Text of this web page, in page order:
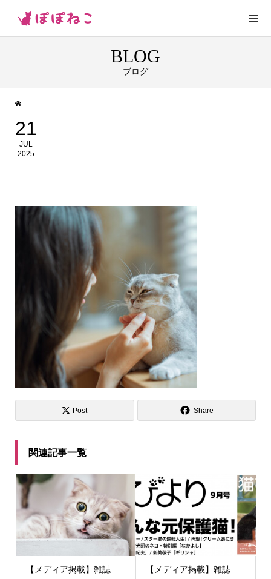
BLOG
ブログ
21
JUL
2025
Post Share
関連記事一覧
【メディア掲載】雑誌
【メディア掲載】雑誌